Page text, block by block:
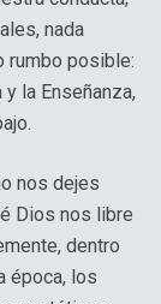
nada
rumbo posible:
la Enseñanza,
nos dejes
Dios nos libre
dentro
época, los